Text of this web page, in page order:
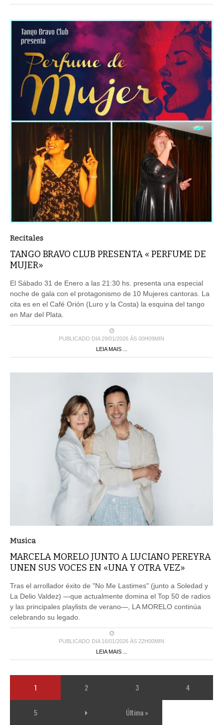
Recitales
TANGO BRAVO CLUB PRESENTA « PERFUME DE
MUJER»
El Sábado 31 de Enero a las 21:30 hs. presenta una especial
noche de gala con el protagonismo de 10 Mujeres cantoras. La
cita es en el Café Orión (Luro y la Costa) la esquina del tango
en Mar del Plata.
PUBLICADO DIA 29/01/2026 ÀS 00H09MIN
LEIA MAIS ...
Musica
MARCELA MORELO JUNTO A LUCIANO PEREYRA
UNEN SUS VOCES EN «UNA Y OTRA VEZ»
Tras el arrollador éxito de "No Me Lastimes" (junto a Soledad y
La Delio Valdez) —que actualmente domina el Top 50 de radios
y las principales playlists de verano—, LA MORELO continúa
celebrando su legado.
PUBLICADO DIA 16/01/2026 ÀS 22H00MIN
LEIA MAIS ...
1 2 3 4
5 Última »